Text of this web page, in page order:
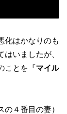
化はかなりのも
いましたが、
ことを『マイル
の４番目の妻）